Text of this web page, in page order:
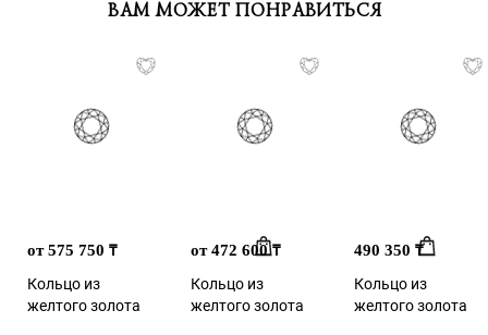
ВАМ МОЖЕТ ПОНРАВИТЬСЯ
Кольцо из
желтого золота
от 575 750 ₸
Кольцо из
желтого золота
от 472 600₸
Кольцо из
желтого золота
490 350 ₸